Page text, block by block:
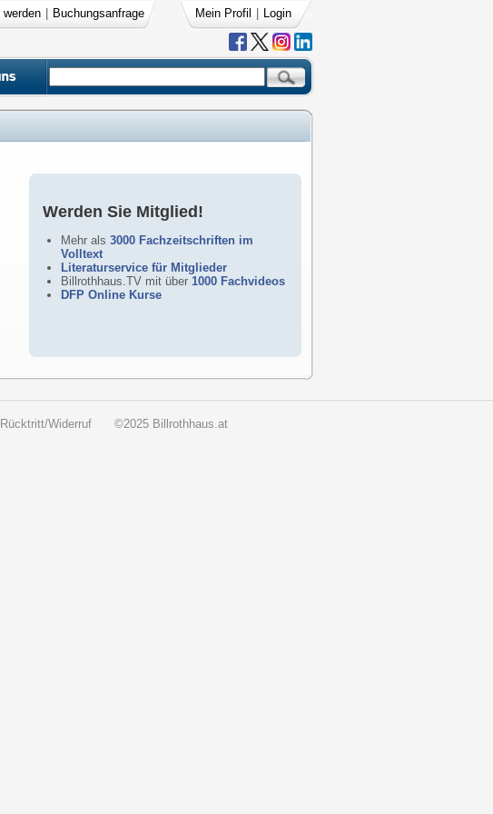
werden Buchungsanfrage Mein Profil Login
Werden Sie Mitglied!
Mehr als 3000 Fachzeitschriften im
Volltext
Literaturservice für Mitglieder
Billrothhaus.TV mit über 1000 Fachvideos
DFP Online Kurse
Rücktritt/Widerruf ©2025 Billrothhaus.at